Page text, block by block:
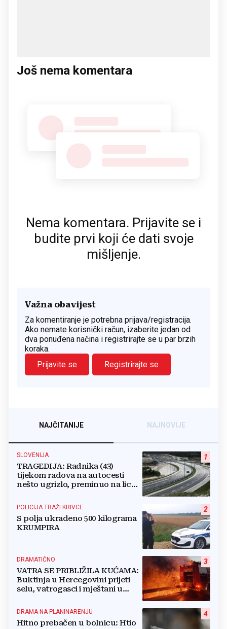
Još nema komentara
Nema komentara. Prijavite se i
budite prvi koji će dati svoje
mišljenje.
Važna obavijest
Za komentiranje je potrebna prijava/registracija.
Ako nemate korisnički račun, izaberite jedan od
dva ponuđena načina i registrirajte se u par brzih
koraka.
Prijavite se
Registrirajte se
NAJČITANIJE NAJNOVIJE
1
SLOVENIJA
TRAGEDIJA: Radnika (43)
tijekom radova na autocesti
nešto ugrizlo, preminuo na licu
2
POLICIJA TRAŽI KRIVCE
S polja ukradeno 500 kilograma
KRUMPIRA
3
DRAMATIČNO
VATRA SE PRIBLIŽILA KUĆAMA:
Buktinja u Hercegovini prijeti
selu, vatrogasci i mještani u
4
DRAMA NA PLANINARENJU
Hitno prebačen u bolnicu: Htio